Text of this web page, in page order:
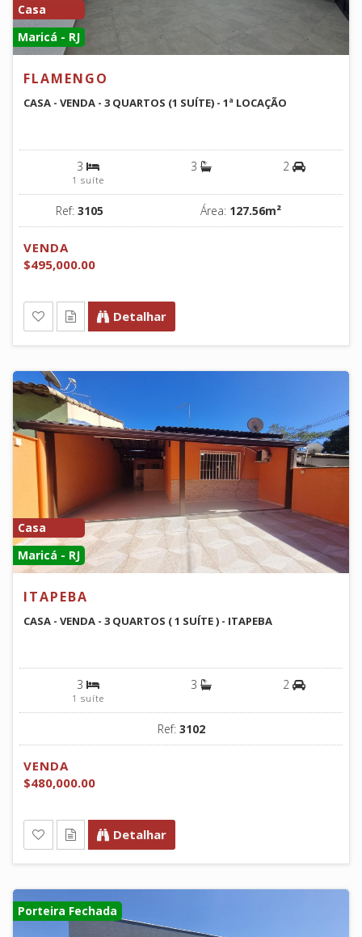
Casa
Maricá - RJ
FLAMENGO
CASA - VENDA - 3 QUARTOS (1 SUÍTE) - 1ª LOCAÇÃO
3
1 suíte
3 2
Ref: 3105 Área: 127.56m²
VENDA
$495,000.00
Detalhar
Casa
Maricá - RJ
ITAPEBA
CASA - VENDA - 3 QUARTOS ( 1 SUÍTE ) - ITAPEBA
3
1 suíte
3 2
Ref: 3102
VENDA
$480,000.00
Detalhar
Porteira Fechada